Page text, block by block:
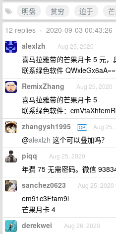
明盘
贫穷 迫于
12 replies • 2020-09-03 00:43:26
alexlzh Aug 25, 2020
喜马拉雅带的芒果月卡 5 元，
联系绿色软件 QWxleGx6aA==
RemixZhang Aug 25, 2020
喜马拉雅带的芒果月卡 5
联系绿色软件：
zhangysh1995 OP Aug 25,
@alexlzh 这个可以叠加吗？
piqq Aug 25, 2020
年费 75 无需密码。微信
sanchez0623 Aug 25, 2020
em91c3Ffam9l
芒果月卡 4
derekwei Aug 26, 2020